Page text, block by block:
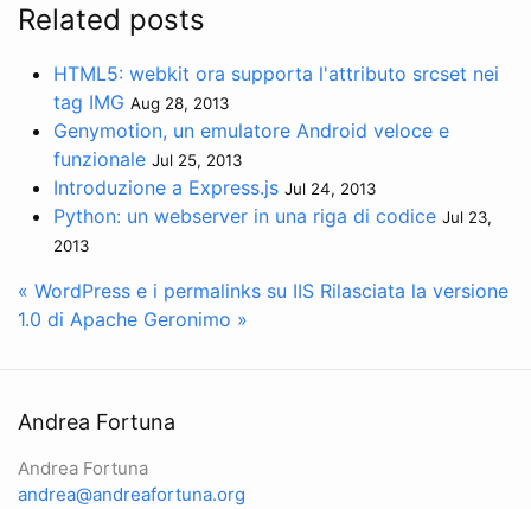
Related posts
HTML5: webkit ora supporta l'attributo srcset nei
tag IMG Aug 28, 2013
Genymotion, un emulatore Android veloce e
funzionale Jul 25, 2013
Introduzione a Express.js Jul 24, 2013
Python: un webserver in una riga di codice Jul 23,
2013
« WordPress e i permalinks su IIS Rilasciata la versione
1.0 di Apache Geronimo »
Andrea Fortuna
Andrea Fortuna
andrea@andreafortuna.org